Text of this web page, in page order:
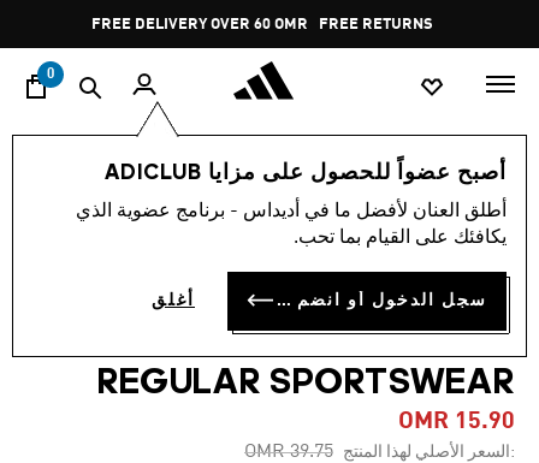
Pause
promotion
rotation
FREE DELIVERY OVER 60 OMR FREE RETURNS
0
أصبح عضواً للحصول على مزايا ADICLUB
أطلق العنان لأفضل ما في أديداس - برنامج عضوية الذي
يكافئك على القيام بما تحب.
سجل الدخول أو انضم الآن أغلق
النساء ملابس
-60%
تيشيرت ADIDAS BY STELLA
MCCARTNEY TRUECASUALS
REGULAR SPORTSWEAR
OMR 15.90
:السعر الأصلي لهذا المنتج Price reduced from
OMR 39.75
to